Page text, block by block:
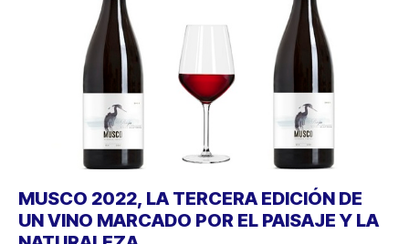
MUSCO 2022, LA TERCERA EDICIÓN DE
UN VINO MARCADO POR EL PAISAJE Y LA